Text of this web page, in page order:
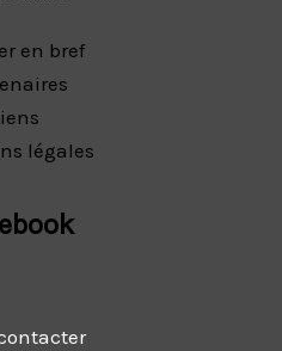
en bref
légales